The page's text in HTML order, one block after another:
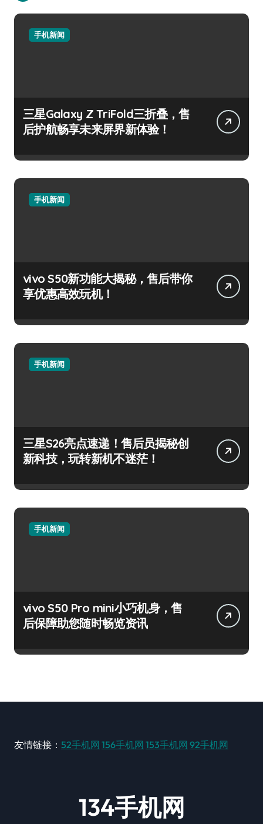
手机新闻
三星Galaxy Z TriFold三折叠，售
后护航畅享未来屏界新体验！
手机新闻
vivo S50新功能大揭秘，售后带你
享优惠高效玩机！
手机新闻
三星S26亮点速递！售后员揭秘创
新科技，玩转新机不迷茫！
手机新闻
vivo S50 Pro mini小巧机身，售
后保障助您随时畅览资讯
友情链接： 52手机网 156手机网 153手机网 92手机网
134手机网